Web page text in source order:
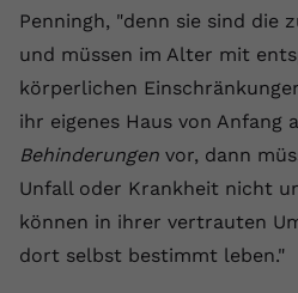
Penningh, "denn sie sind die
und müssen im Alter mit
körperlichen
ihr eigenes Haus von Anfang
Behinderungen vor, dann
Unfall oder Krankheit nicht
können in ihrer vertrauten
dort selbst bestimmt leben."
Name fe_typo_user
Laufzeit Session
Zweck
Speicherung
Zweck
Vimeo
Tracking-
indem es eine
Einbetten von
setzt.